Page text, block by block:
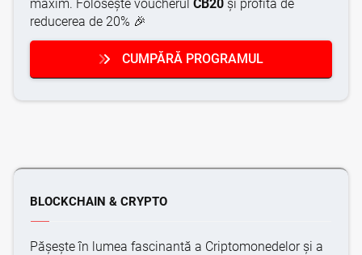
maxim. Folosește voucherul CB20 și profită de
reducerea de 20% 🎉
CUMPĂRĂ PROGRAMUL
BLOCKCHAIN & CRYPTO
Pășește în lumea fascinantă a Criptomonedelor și a